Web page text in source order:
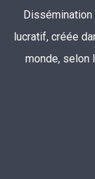
lucratif, créée
monde, selon